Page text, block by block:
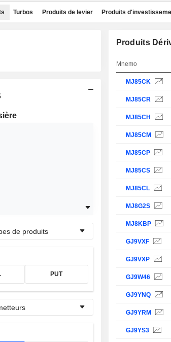
Turbos Produits de levier Produits
de produits
PUT
Produits
Mnemo
MJ85CK
MJ85CR
MJ85CH
MJ85CM
MJ85CP
MJ85CS
MJ85CL
MJ8G2S
MJ8KBP
GJ9VXF
GJ9VXP
GJ9W46
GJ9YNQ
GJ9YRM
GJ9YS3